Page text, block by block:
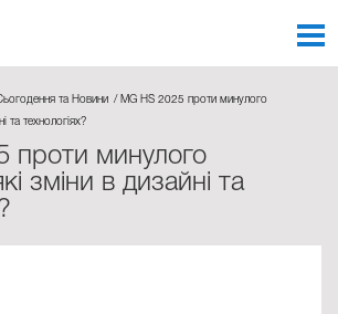
та Новини MG HS 2025 проти минулого
та технологіях?
проти минулого
зміни в дизайні та